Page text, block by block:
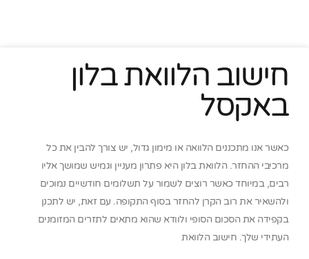
חישוב הלוואת בלון
באקסל
כאשר אנו מתכננים הלוואה או מימון גדול, יש צורך להבין את כל
מרכיבי ההחזר. הלוואת בלון היא פתרון מעניין וגמיש שמושך אליו
רבים, במיוחד כאשר רוצים לשמור על תשלומים חודשיים נמוכים
ולהשאיר את רוב הקרן להחזר בסוף התקופה. עם זאת, יש לתכנן
בקפידה את הסכום הסופי ולוודא שהוא מתאים לתזרים המזומנים
העתידי שלך. חישוב הלוואת